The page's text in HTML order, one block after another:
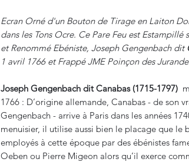
Ecran Orné d'un Bouton de Tirage en Laiton
dans les Tons Ocre. Ce Pare Feu est Estampillé
et Renommé Ebéniste, Joseph Gengenbach dit
1 avril 1766 et Frappé JME Poinçon des
Joseph Gengenbach dit Canabas (1715-1797)
1766 : D’origine allemande, Canabas - de son
Gengenbach - arrive à Paris dans les années
menuisier, il utilise aussi bien le placage que le
employés à cette époque par des ébénistes
Oeben ou Pierre Migeon alors qu’il exerce